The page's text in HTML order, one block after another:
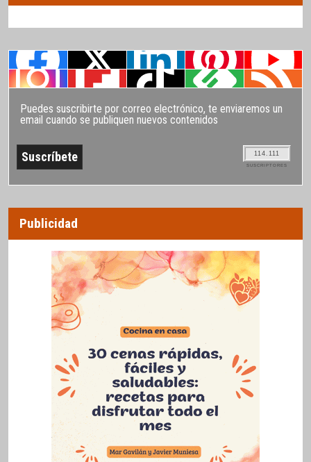
Puedes suscribirte por correo electrónico, te enviaremos un
email cuando se publiquen nuevos contenidos
114.111
SUSCRIPTORES
Publicidad